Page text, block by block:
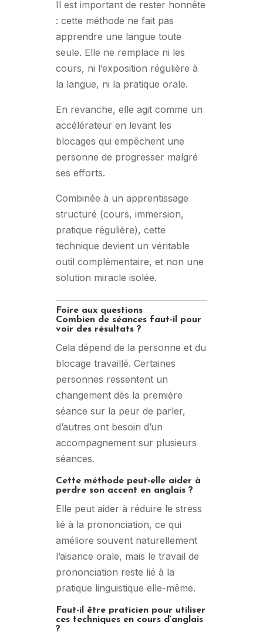
Il est important de rester honnête
: cette méthode ne fait pas
apprendre une langue toute
seule. Elle ne remplace ni les
cours, ni l’exposition régulière à
la langue, ni la pratique orale.
En revanche, elle agit comme un
accélérateur en levant les
blocages qui empêchent une
personne de progresser malgré
ses efforts.
Combinée à un apprentissage
structuré (cours, immersion,
pratique régulière), cette
technique devient un véritable
outil complémentaire, et non une
solution miracle isolée.
Foire aux questions
Combien de séances faut-il pour
voir des résultats ?
Cela dépend de la personne et du
blocage travaillé. Certaines
personnes ressentent un
changement dès la première
séance sur la peur de parler,
d’autres ont besoin d’un
accompagnement sur plusieurs
séances.
Cette méthode peut-elle aider à
perdre son accent en anglais ?
Elle peut aider à réduire le stress
lié à la prononciation, ce qui
améliore souvent naturellement
l’aisance orale, mais le travail de
prononciation reste lié à la
pratique linguistique elle-même.
Faut-il être praticien pour utiliser
ces techniques en cours d’anglais
?